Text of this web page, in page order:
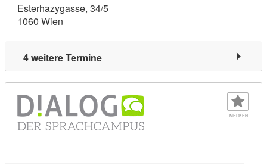
Esterhazygasse, 34/5
1060 Wien
4 weitere Termine
MERKEN